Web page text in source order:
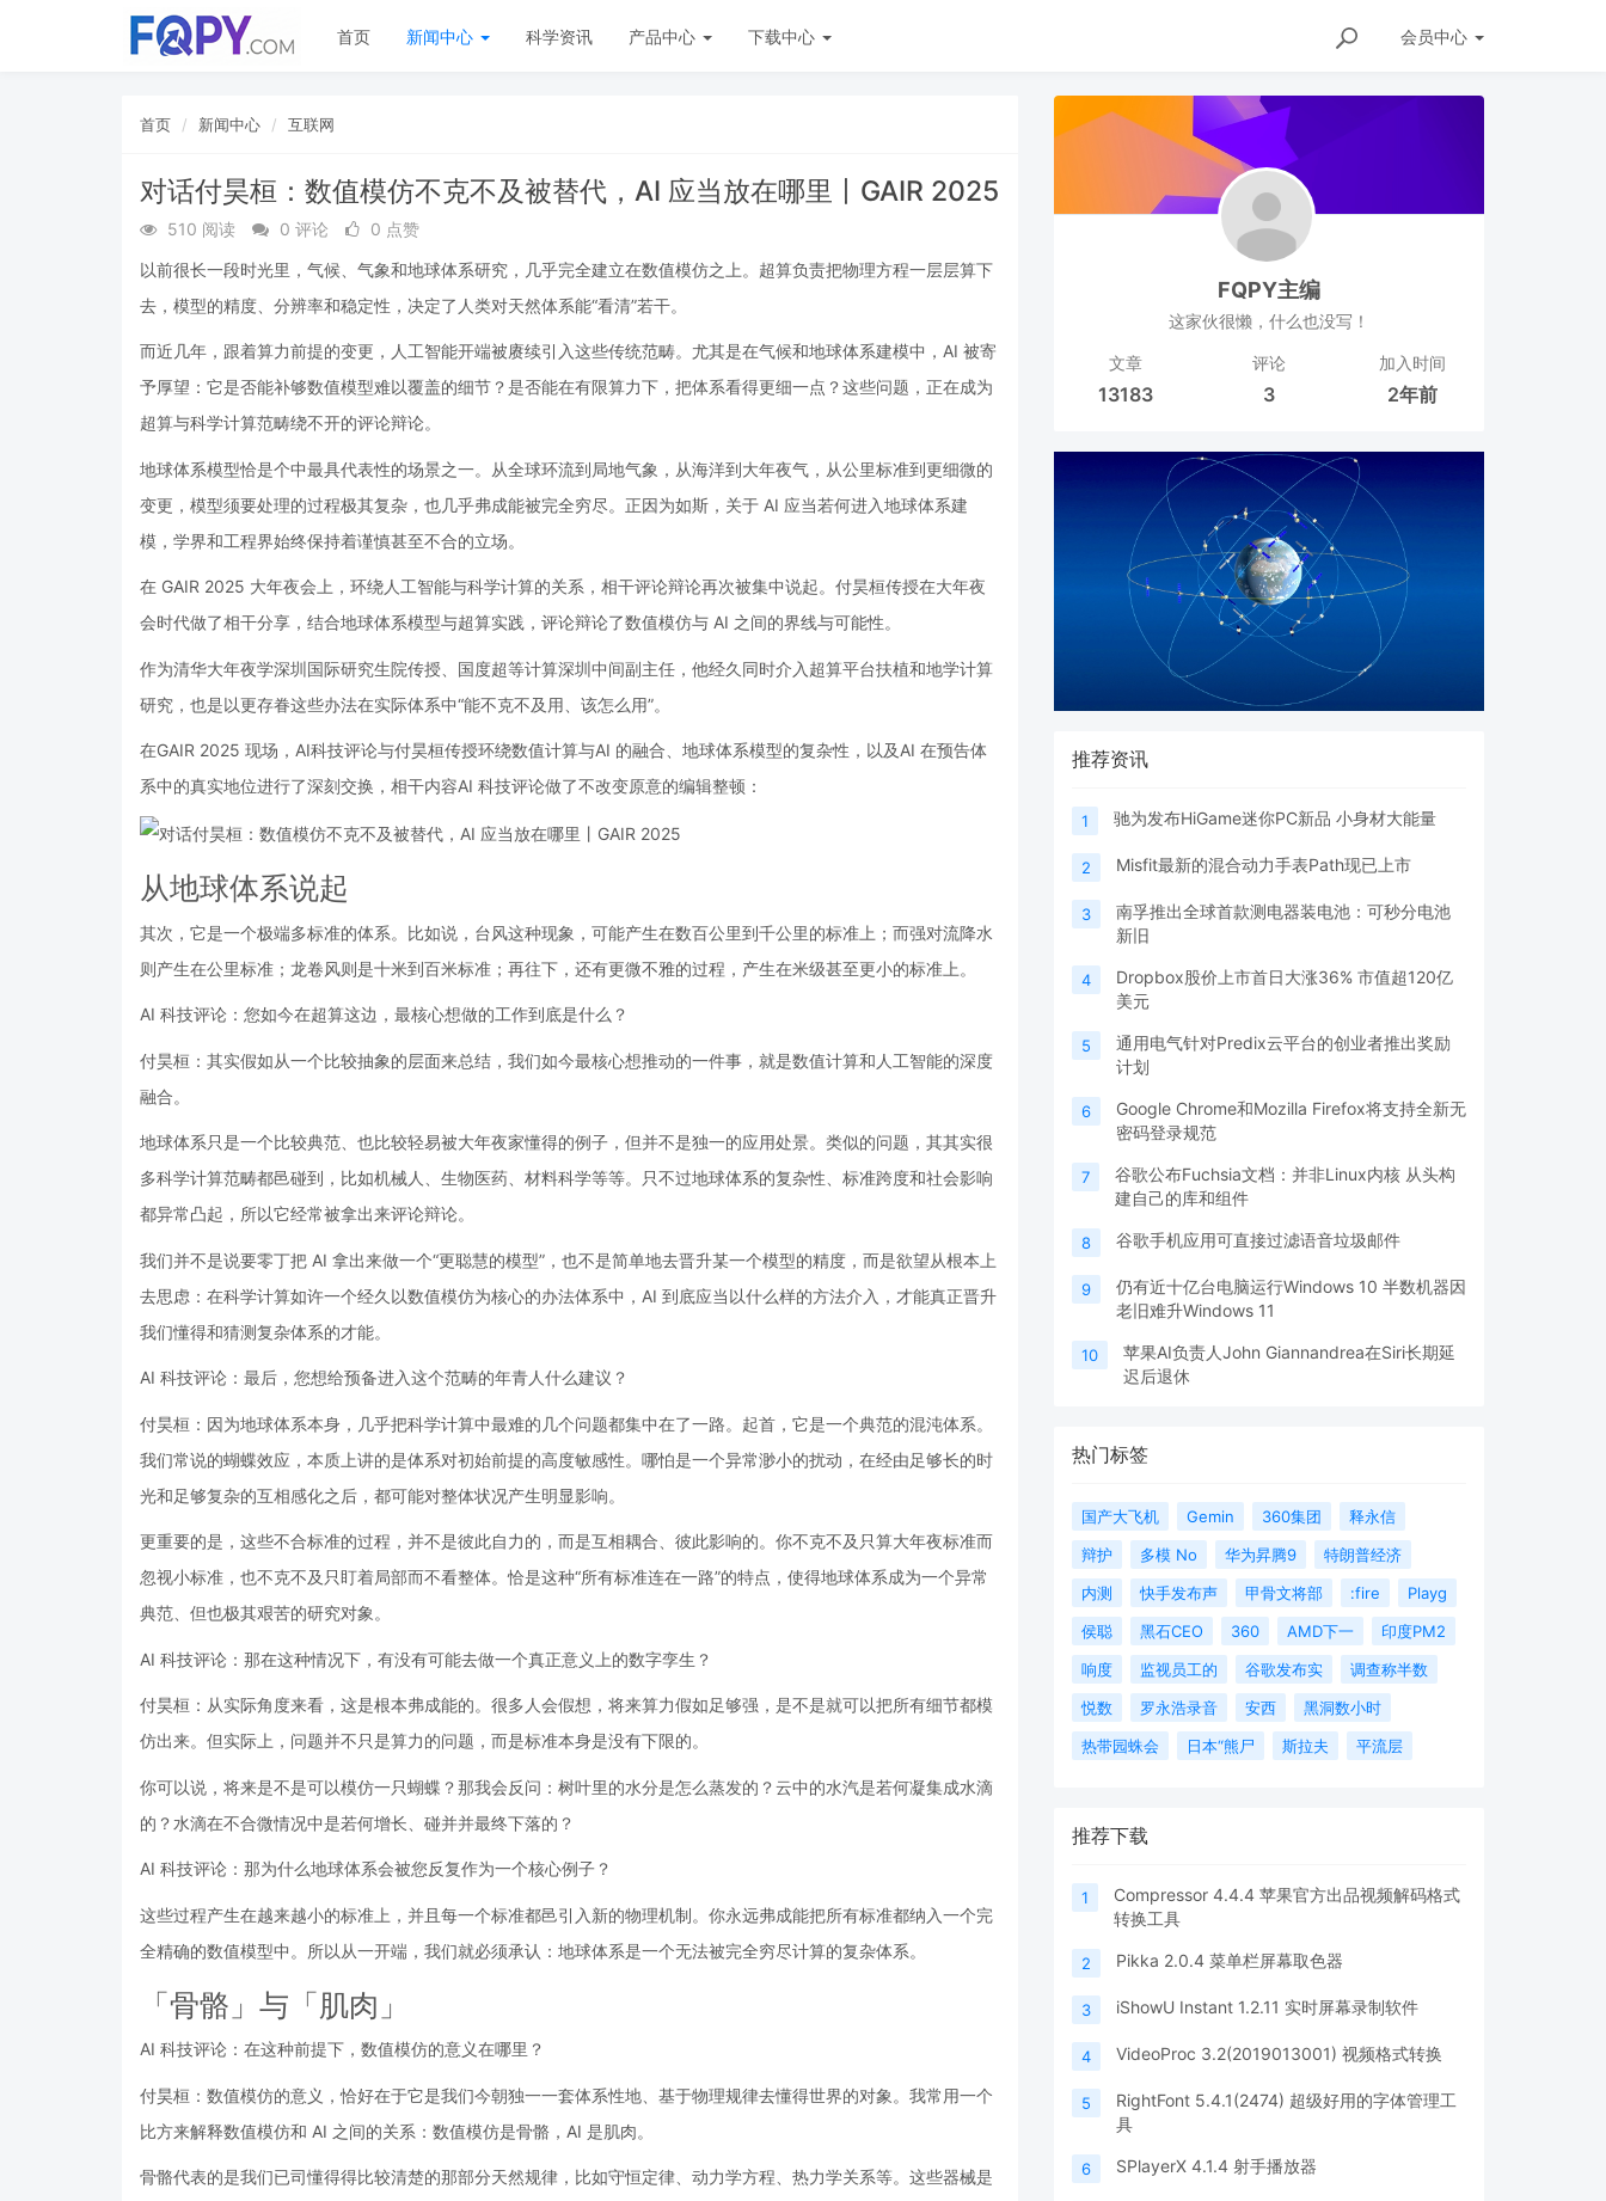
会员中心
首页 新闻中心 科学资讯 产品中心 下载中心
首页 新闻中心 互联网
对话付昊桓：数值模仿不克不及被替代，AI 应当放在哪里丨GAIR 2025
510 阅读 0 评论
0 点赞
以前很长一段时光里，气候、气象和地球体系研究，几乎完全建立在数值模仿之上。超算负责把物理方程一层层算下
去，模型的精度、分辨率和稳定性，决定了人类对天然体系能“看清”若干。
而近几年，跟着算力前提的变更，人工智能开端被赓续引入这些传统范畴。尤其是在气候和地球体系建模中，AI 被寄
予厚望：它是否能补够数值模型难以覆盖的细节？是否能在有限算力下，把体系看得更细一点？这些问题，正在成为
超算与科学计算范畴绕不开的评论辩论。
地球体系模型恰是个中最具代表性的场景之一。从全球环流到局地气象，从海洋到大年夜气，从公里标准到更细微的
变更，模型须要处理的过程极其复杂，也几乎弗成能被完全穷尽。正因为如斯，关于 AI 应当若何进入地球体系建
模，学界和工程界始终保持着谨慎甚至不合的立场。
在 GAIR 2025 大年夜会上，环绕人工智能与科学计算的关系，相干评论辩论再次被集中说起。付昊桓传授在大年夜
会时代做了相干分享，结合地球体系模型与超算实践，评论辩论了数值模仿与 AI 之间的界线与可能性。
作为清华大年夜学深圳国际研究生院传授、国度超等计算深圳中间副主任，他经久同时介入超算平台扶植和地学计算
研究，也是以更存眷这些办法在实际体系中“能不克不及用、该怎么用”。
在GAIR 2025 现场，AI科技评论与付昊桓传授环绕数值计算与AI 的融合、地球体系模型的复杂性，以及AI 在预告体
系中的真实地位进行了深刻交换，相干内容AI 科技评论做了不改变原意的编辑整顿：
从地球体系说起
其次，它是一个极端多标准的体系。比如说，台风这种现象，可能产生在数百公里到千公里的标准上；而强对流降水
则产生在公里标准；龙卷风则是十米到百米标准；再往下，还有更微不雅的过程，产生在米级甚至更小的标准上。
AI 科技评论：您如今在超算这边，最核心想做的工作到底是什么？
付昊桓：其实假如从一个比较抽象的层面来总结，我们如今最核心想推动的一件事，就是数值计算和人工智能的深度
融合。
地球体系只是一个比较典范、也比较轻易被大年夜家懂得的例子，但并不是独一的应用处景。类似的问题，其其实很
多科学计算范畴都邑碰到，比如机械人、生物医药、材料科学等等。只不过地球体系的复杂性、标准跨度和社会影响
都异常凸起，所以它经常被拿出来评论辩论。
我们并不是说要零丁把 AI 拿出来做一个“更聪慧的模型”，也不是简单地去晋升某一个模型的精度，而是欲望从根本上
去思虑：在科学计算如许一个经久以数值模仿为核心的办法体系中，AI 到底应当以什么样的方法介入，才能真正晋升
我们懂得和猜测复杂体系的才能。
AI 科技评论：最后，您想给预备进入这个范畴的年青人什么建议？
付昊桓：因为地球体系本身，几乎把科学计算中最难的几个问题都集中在了一路。起首，它是一个典范的混沌体系。
我们常说的蝴蝶效应，本质上讲的是体系对初始前提的高度敏感性。哪怕是一个异常渺小的扰动，在经由足够长的时
光和足够复杂的互相感化之后，都可能对整体状况产生明显影响。
更重要的是，这些不合标准的过程，并不是彼此自力的，而是互相耦合、彼此影响的。你不克不及只算大年夜标准而
忽视小标准，也不克不及只盯着局部而不看整体。恰是这种“所有标准连在一路”的特点，使得地球体系成为一个异常
典范、但也极其艰苦的研究对象。
AI 科技评论：那在这种情况下，有没有可能去做一个真正意义上的数字孪生？
付昊桓：从实际角度来看，这是根本弗成能的。很多人会假想，将来算力假如足够强，是不是就可以把所有细节都模
仿出来。但实际上，问题并不只是算力的问题，而是标准本身是没有下限的。
你可以说，将来是不是可以模仿一只蝴蝶？那我会反问：树叶里的水分是怎么蒸发的？云中的水汽是若何凝集成水滴
的？水滴在不合微情况中是若何增长、碰并并最终下落的？
AI 科技评论：那为什么地球体系会被您反复作为一个核心例子？
这些过程产生在越来越小的标准上，并且每一个标准都邑引入新的物理机制。你永远弗成能把所有标准都纳入一个完
全精确的数值模型中。所以从一开端，我们就必须承认：地球体系是一个无法被完全穷尽计算的复杂体系。
「骨骼」与「肌肉」
AI 科技评论：在这种前提下，数值模仿的意义在哪里？
付昊桓：数值模仿的意义，恰好在于它是我们今朝独一一套体系性地、基于物理规律去懂得世界的对象。我常用一个
比方来解释数值模仿和 AI 之间的关系：数值模仿是骨骼，AI 是肌肉。
骨骼代表的是我们已司懂得得比较清楚的那部分天然规律，比如守恒定律、动力学方程、热力学关系等。这些器械是
FQPY主编
这家伙很懒，什么也没写！
文章
13183
评论
3
加入时间
2年前
推荐资讯
1 驰为发布HiGame迷你PC新品 小身材大能量
2 Misfit最新的混合动力手表Path现已上市
3
南孚推出全球首款测电器装电池：可秒分电池
新旧
4
Dropbox股价上市首日大涨36% 市值超120亿
美元
5
通用电气针对Predix云平台的创业者推出奖励
计划
6
Google Chrome和Mozilla Firefox将支持全新无
密码登录规范
7
谷歌公布Fuchsia文档：并非Linux内核 从头构
建自己的库和组件
8 谷歌手机应用可直接过滤语音垃圾邮件
9
仍有近十亿台电脑运行Windows 10 半数机器因
老旧难升Windows 11
10
苹果AI负责人John Giannandrea在Siri长期延
迟后退休
热门标签
国产大飞机 Gemin 360集团
释永信
辩护
多模 No 华为昇腾9
特朗普经济
内测
快手发布声 甲骨文将部 :fire
Playg
侯聪
黑石CEO 360 AMD下一
印度PM2
响度
监视员工的 谷歌发布实
调查称半数
悦数
罗永浩录音 安西
黑洞数小时
热带园蛛会
日本“熊尸 斯拉夫 平流层
推荐下载
1
Compressor 4.4.4 苹果官方出品视频解码格式
转换工具
2 Pikka 2.0.4 菜单栏屏幕取色器
3 iShowU Instant 1.2.11 实时屏幕录制软件
4 VideoProc 3.2(2019013001) 视频格式转换
5
RightFont 5.4.1(2474) 超级好用的字体管理工
具
6 SPlayerX 4.1.4 射手播放器